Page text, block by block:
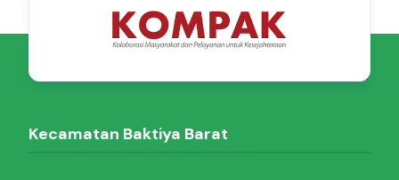
Kecamatan Baktiya Barat